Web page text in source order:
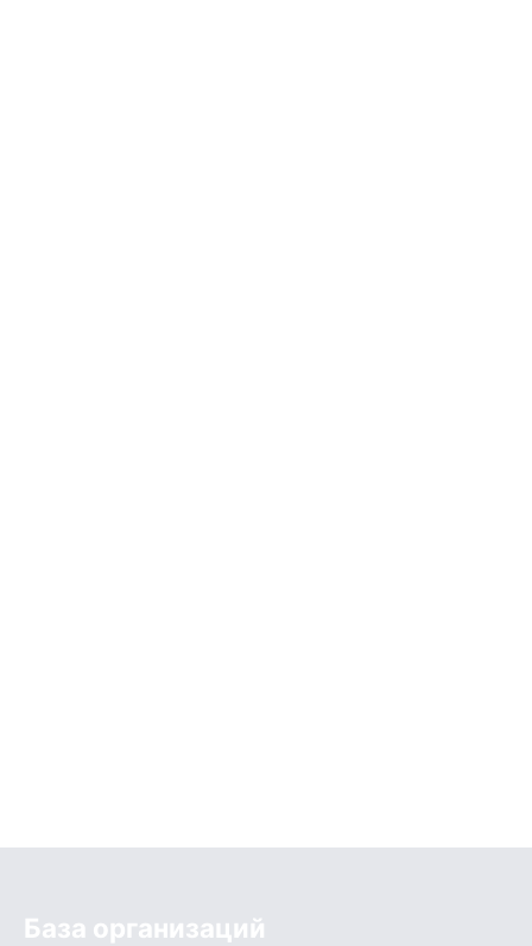
База организаций